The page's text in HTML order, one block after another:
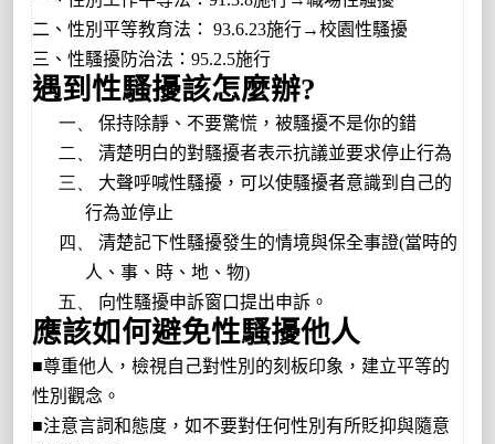
二、性別平等教育法： 93.6.23施行→校園性騷擾
三、性騷擾防治法： 95.2.5施行
遇到性騷擾該怎麼辦?
一、
保持除靜、不要驚慌，被騷擾不是你的錯
二、
清楚明白的對騷擾者表示抗議並要求停止行為
三、
大聲呼喊性騷擾，可以使騷擾者意識到自己的
行為並停止
四、
清楚記下性騷擾發生的情境與保全事證(當時的
人、事、時、地、物)
五、
向性騷擾申訴窗口提出申訴。
應該如何避免性騷擾他人
■尊重他人，檢視自己對性別的刻板印象，建立平等的
性別觀念。
■注意言詞和態度，如不要對任何性別有所貶抑與隨意